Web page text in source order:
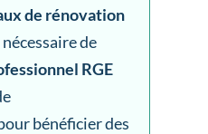
de rénovation
de
RGE
bénéficier des